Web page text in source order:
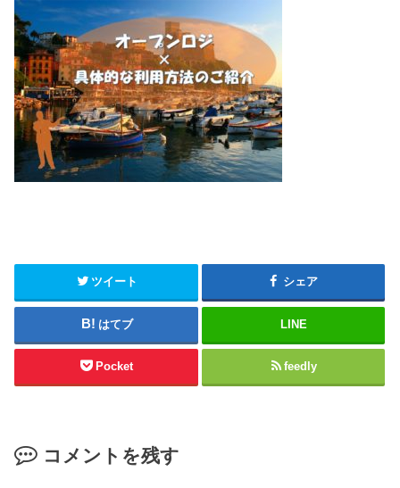
ツイート シェア
はてブ LINE
Pocket feedly
コメントを残す